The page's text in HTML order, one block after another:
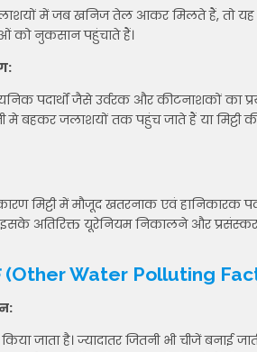
जलाशयों में जब खनिज तेल आकर मिलते हैं, तो
को नुकसान पहुंचाते हैं।
पदार्थों जैसे उर्वरक और कीटनाशकों का
मे बहकर जलाशयों तक पहुंच जाते हैं या
मिट्टी में मौजूद खतरनाक एवं हानिकारक
इसके अतिरिक्त यूरेनियम निकालने और
(Other Water Polluting
है। ज्यादातर जितनी भी चीजें बनाई